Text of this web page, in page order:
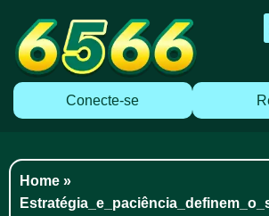
Conecte-se
Home »